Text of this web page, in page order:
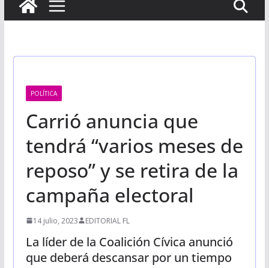
POLÍTICA
Carrió anuncia que
tendrá “varios meses de
reposo” y se retira de la
campaña electoral
14 julio, 2023 EDITORIAL FL
La líder de la Coalición Cívica anunció
que deberá descansar por un tiempo